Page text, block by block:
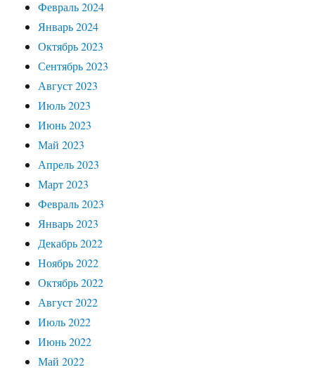
Февраль 2024
Январь 2024
Октябрь 2023
Сентябрь 2023
Август 2023
Июль 2023
Июнь 2023
Май 2023
Апрель 2023
Март 2023
Февраль 2023
Январь 2023
Декабрь 2022
Ноябрь 2022
Октябрь 2022
Август 2022
Июль 2022
Июнь 2022
Май 2022